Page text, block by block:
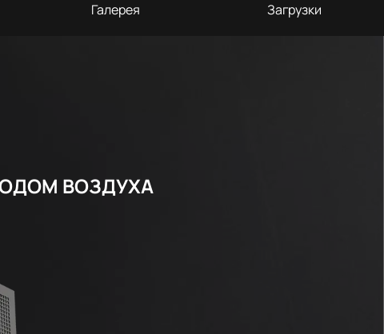
Галерея Загрузки
ВОЗДУХА